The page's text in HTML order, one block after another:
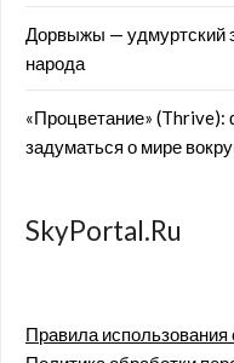
Дорвыжы — удмуртский
народа
«Процветание» (Thrive):
задуматься о мире
SkyPortal.Ru
Правила использования